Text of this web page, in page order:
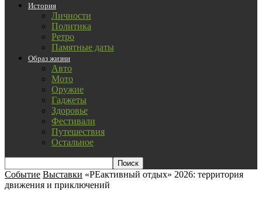
История
Личности
Политика
Ретро
Памятные даты
Образ жизни
Авто
Мото
Оружие
Гаджеты
Здоровье
Фестивали
Путешествия
Остальное
Событие Выставки «РЕактивный отдых» 2026: территория
движения и приключений